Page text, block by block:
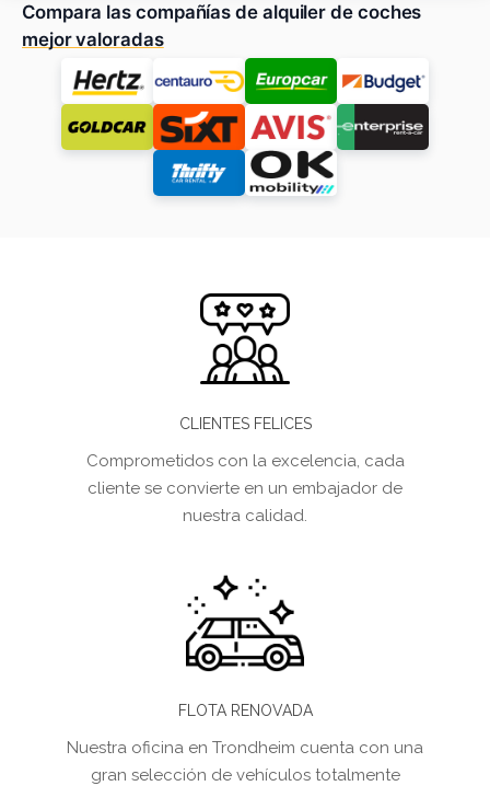
Compara las compañías de alquiler de coches
mejor valoradas
CLIENTES FELICES
Comprometidos con la excelencia, cada
cliente se convierte en un embajador de
nuestra calidad.
FLOTA RENOVADA
Nuestra oficina en Trondheim cuenta con una
gran selección de vehículos totalmente